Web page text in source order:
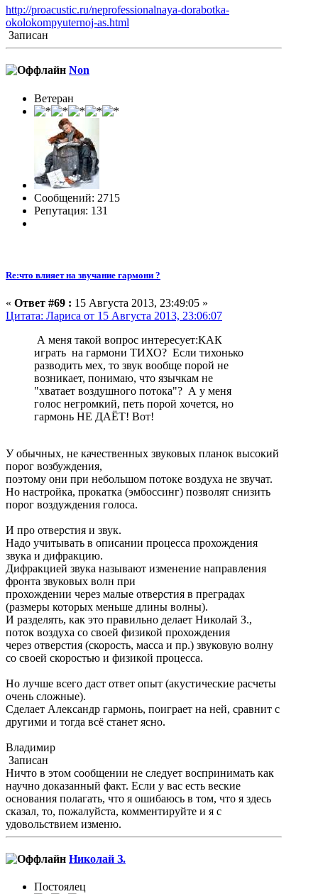
http://proacustic.ru/neprofessionalnaya-dorabotka-
okolokompyuternoj-as.html
Записан
Non
Ветеран
Сообщений: 2715
Репутация: 131
Re:что влияет на звучание гармони ?
« Ответ #69 : 15 Августа 2013, 23:49:05 »
Цитата: Лариса от 15 Августа 2013, 23:06:07
А меня такой вопрос интересует:КАК
играть на гармони ТИХО? Если тихонько
разводить мех, то звук вообще порой не
возникает, понимаю, что язычкам не
"хватает воздушного потока"? А у меня
голос негромкий, петь порой хочется, но
гармонь НЕ ДАЁТ! Вот!
У обычных, не качественных звуковых планок высокий
порог возбуждения,
поэтому они при небольшом потоке воздуха не звучат.
Но настройка, прокатка (эмбоссинг) позволят снизить
порог воздуждения голоса.
И про отверстия и звук.
Надо учитывать в описании процесса прохождения
звука и дифракцию.
Дифракцией звука называют изменение направления
фронта звуковых волн при
прохождении через малые отверстия в преградах
(размеры которых меньше длины волны).
И разделять, как это правильно делает Николай З.,
поток воздуха со своей физикой прохождения
через отверстия (скорость, масса и пр.) звуковую волну
со своей скоростью и физикой процесса.
Но лучше всего даст ответ опыт (акустические расчеты
очень сложные).
Сделает Александр гармонь, поиграет на ней, сравнит с
другими и тогда всё станет ясно.
Владимир
Записан
Ничто в этом сообщении не следует воспринимать как
научно доказанный факт. Если у вас есть веские
основания полагать, что я ошибаюсь в том, что я здесь
сказал, то, пожалуйста, комментируйте и я с
удовольствием изменю.
Николай З.
Постоялец